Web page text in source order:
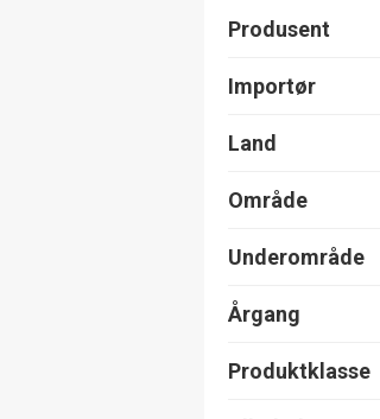
Produsent
Importør
Land
Område
Underområde
Årgang
Produktklasse